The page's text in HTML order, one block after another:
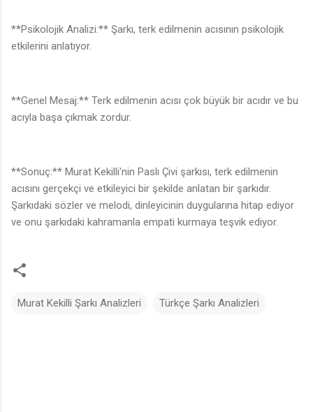
**Psikolojik Analizi:** Şarkı, terk edilmenin acısının psikolojik
etkilerini anlatıyor.
**Genel Mesaj:** Terk edilmenin acısı çok büyük bir acıdır ve bu
acıyla başa çıkmak zordur.
**Sonuç:** Murat Kekilli'nin Paslı Çivi şarkısı, terk edilmenin
acısını gerçekçi ve etkileyici bir şekilde anlatan bir şarkıdır.
Şarkıdaki sözler ve melodi, dinleyicinin duygularına hitap ediyor
ve onu şarkıdaki kahramanla empati kurmaya teşvik ediyor.
Murat Kekilli Şarkı Analizleri Türkçe Şarkı Analizleri
♪